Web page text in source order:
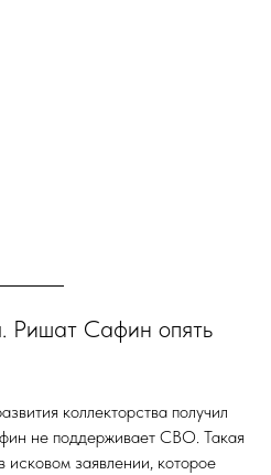
Ришат Сафин опять
коллекторства получил
не поддерживает СВО. Такая
заявлении, которое